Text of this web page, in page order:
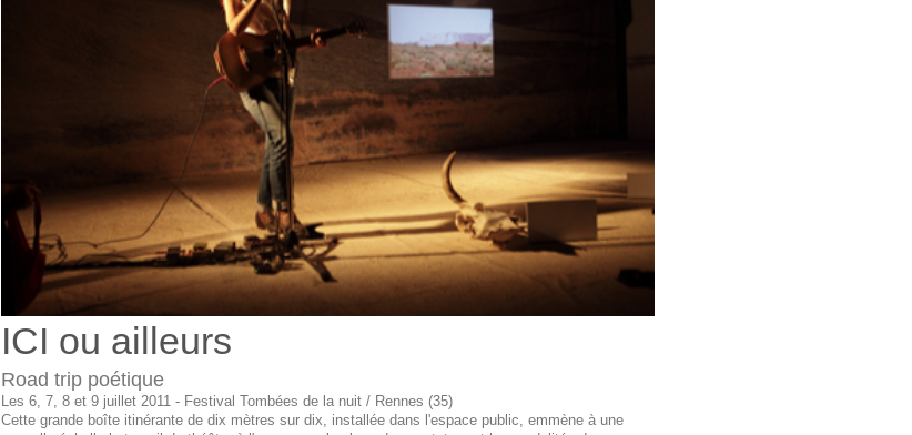
ICI ou ailleurs
Road trip poétique
Les 6, 7, 8 et 9 juillet 2011 - Festival Tombées de la nuit / Rennes (35)
Cette grande boîte itinérante de dix mètres sur dix, installée dans l'espace public, emmène à une